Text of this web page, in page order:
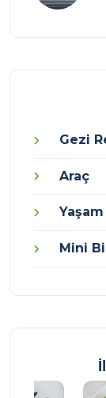
Gezi
Araç
Yaşam
Mini